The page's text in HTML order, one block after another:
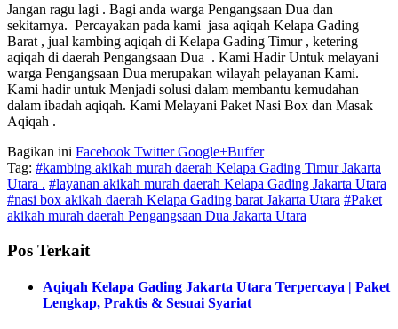
Jangan ragu lagi . Bagi anda warga Pengangsaan Dua dan
sekitarnya. Percayakan pada kami jasa aqiqah Kelapa Gading
Barat , jual kambing aqiqah di Kelapa Gading Timur , ketering
aqiqah di daerah Pengangsaan Dua . Kami Hadir Untuk melayani
warga Pengangsaan Dua merupakan wilayah pelayanan Kami.
Kami hadir untuk Menjadi solusi dalam membantu kemudahan
dalam ibadah aqiqah. Kami Melayani Paket Nasi Box dan Masak
Aqiqah .
Bagikan ini Facebook TwitterGoogle+Buffer
Tag: #kambing akikah murah daerah Kelapa Gading Timur Jakarta
Utara . #layanan akikah murah daerah Kelapa Gading Jakarta Utara
#nasi box akikah daerah Kelapa Gading barat Jakarta Utara #Paket
akikah murah daerah Pengangsaan Dua Jakarta Utara
Pos Terkait
Aqiqah Kelapa Gading Jakarta Utara Terpercaya | Paket
Lengkap, Praktis & Sesuai Syariat